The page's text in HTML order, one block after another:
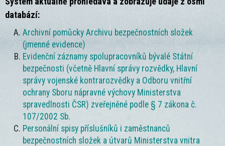
databází:
Archivní pomůcky Archivu bezpečnostních složek
(jmenné evidence)
Evidenční záznamy spolupracovníků bývalé Státní
bezpečnosti (včetně Hlavní správy rozvědky, Hlavní
správy vojenské kontrarozvědky a Odboru vnitřní
ochrany Sboru nápravné výchovy Ministerstva
spravedlnosti ČSR) zveřejněné podle § 7 zákona č.
107/2002 Sb.
Personální spisy příslušníků i zaměstnanců
bezpečnostních složek a útvarů Ministerstva vnitra